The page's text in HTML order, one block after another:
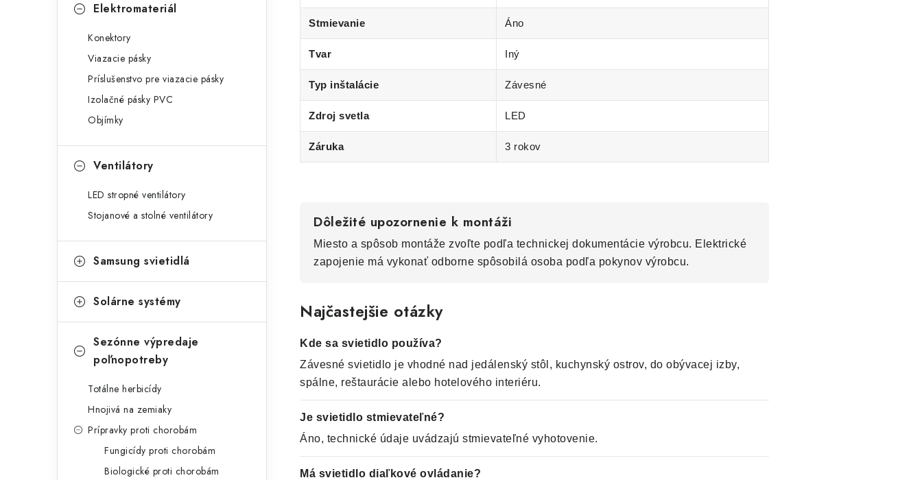
Elektromateriál
Konektory
Viazacie pásky
Príslušenstvo pre viazacie pásky
Izolačné pásky PVC
Objímky
Ventilátory
LED stropné ventilátory
Stojanové a stolné ventilátory
Samsung svietidlá
Solárne systémy
Sezónne výpredaje
poľnopotreby
Totálne herbicídy
Hnojivá na zemiaky
Prípravky proti chorobám
Fungicídy proti chorobám
Biologické proti chorobám
Stmievanie Áno
Tvar Iný
Typ inštalácie Závesné
Zdroj svetla LED
Záruka 3 rokov
Dôležité upozornenie k montáži
Miesto a spôsob montáže zvoľte podľa technickej dokumentácie výrobcu. Elektrické
zapojenie má vykonať odborne spôsobilá osoba podľa pokynov výrobcu.
Najčastejšie otázky
Kde sa svietidlo používa?
Závesné svietidlo je vhodné nad jedálenský stôl, kuchynský ostrov, do obývacej izby,
spálne, reštaurácie alebo hotelového interiéru.
Je svietidlo stmievateľné?
Áno, technické údaje uvádzajú stmievateľné vyhotovenie.
Má svietidlo diaľkové ovládanie?